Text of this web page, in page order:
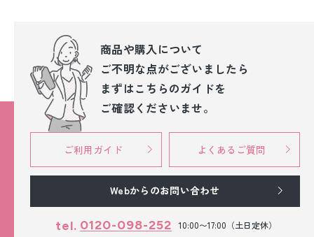
商品や購入について
ご不明な点がございましたら
まずはこちらのガイドを
ご確認くださいませ。
ご利用ガイド よくあるご質問
Webからのお問い合わせ
tel. 0120-098-252 10:00〜17:00（土日定休）